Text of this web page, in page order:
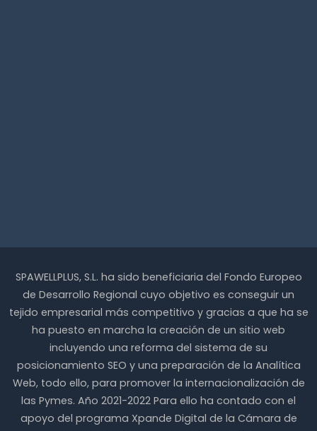
SPAWELLPLUS, S.L. ha sido beneficiaria del Fondo Europeo
de Desarrollo Regional cuyo objetivo es conseguir un
tejido empresarial más competitivo y gracias a que ha se
ha puesto en marcha la creación de un sitio web
incluyendo una reforma del sistema de su
posicionamiento SEO y una preparación de la Analítica
Web, todo ello, para promover la internacionalización de
las Pymes. Año 2021-2022 Para ello ha contado con el
apoyo del programa Xpande Digital de la Cámara de